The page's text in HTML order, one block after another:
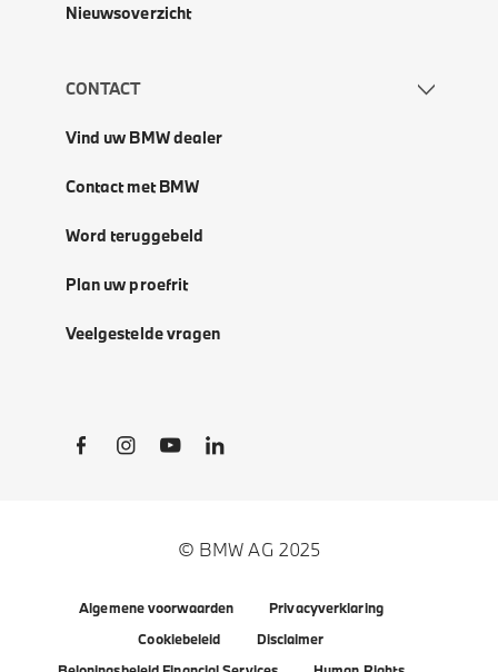
Nieuwsoverzicht
CONTACT
Vind uw BMW dealer
Contact met BMW
Word teruggebeld
Plan uw proefrit
Veelgestelde vragen
Social Links
© BMW AG 2025
Algemene voorwaarden
Privacyverklaring
Cookiebeleid
Disclaimer